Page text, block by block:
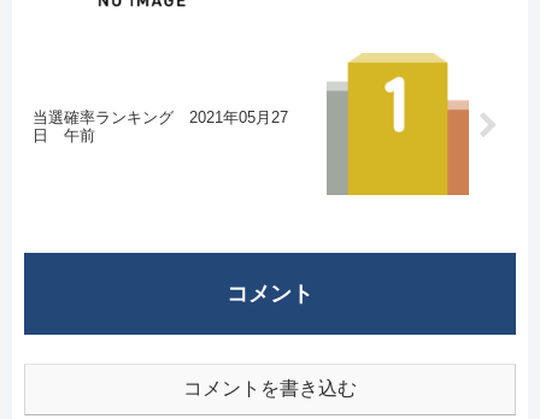
当選確率ランキング 2021年05月27
日 午前
コメント
コメントを書き込む